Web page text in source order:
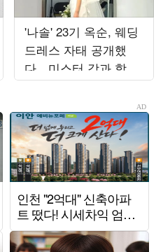
'나솔' 23기 옥순, 웨딩
드레스 자태 공개했
다…미스터 강과 함께
한 결혼 준비